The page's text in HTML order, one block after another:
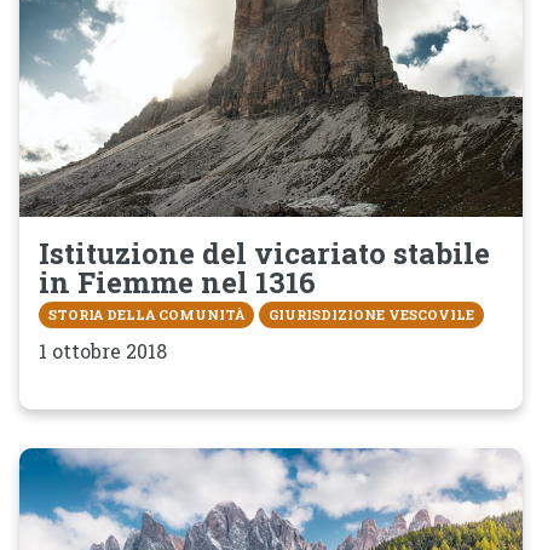
Istituzione del vicariato stabile
in Fiemme nel 1316
STORIA DELLA COMUNITÀ GIURISDIZIONE VESCOVILE
1 ottobre 2018